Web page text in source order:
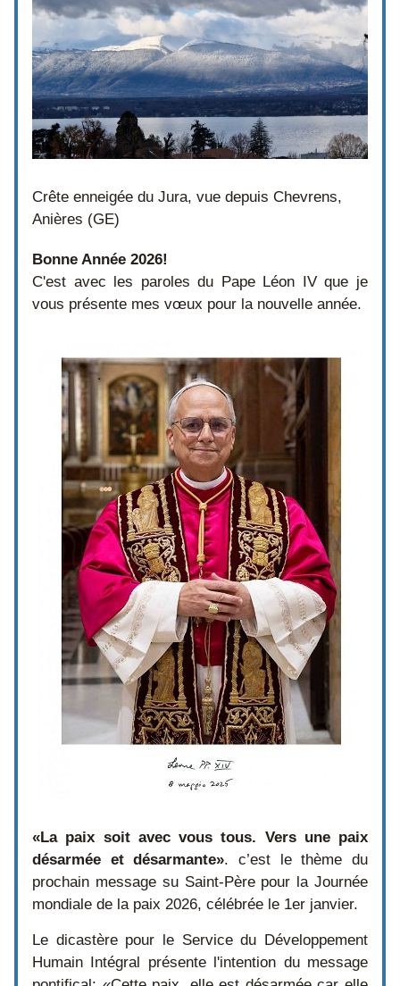
Crête enneigée du Jura, vue depuis Chevrens,
Anières (GE)
Bonne Année 2026!
C'est avec les paroles du Pape Léon IV que je
vous présente mes vœux pour la nouvelle année.
«La paix soit avec vous tous. Vers une paix
désarmée et désarmante». c’est le thème du
prochain message su Saint-Père pour la Journée
mondiale de la paix 2026, célébrée le 1er janvier.
Le dicastère pour le Service du Développement
Humain Intégral présente l'intention du message